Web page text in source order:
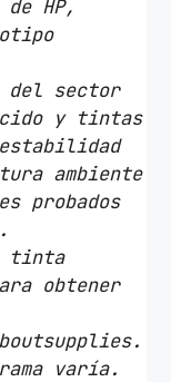
HP,
del sector
y tintas
ambiente
probados
tinta
obtener
varía.